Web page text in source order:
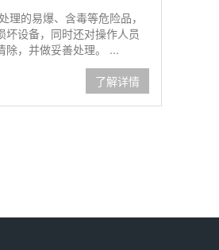
的易爆、含毒等危险品，
设备，同时还对操作人员
除，并做妥善处理。 ...
了解详情